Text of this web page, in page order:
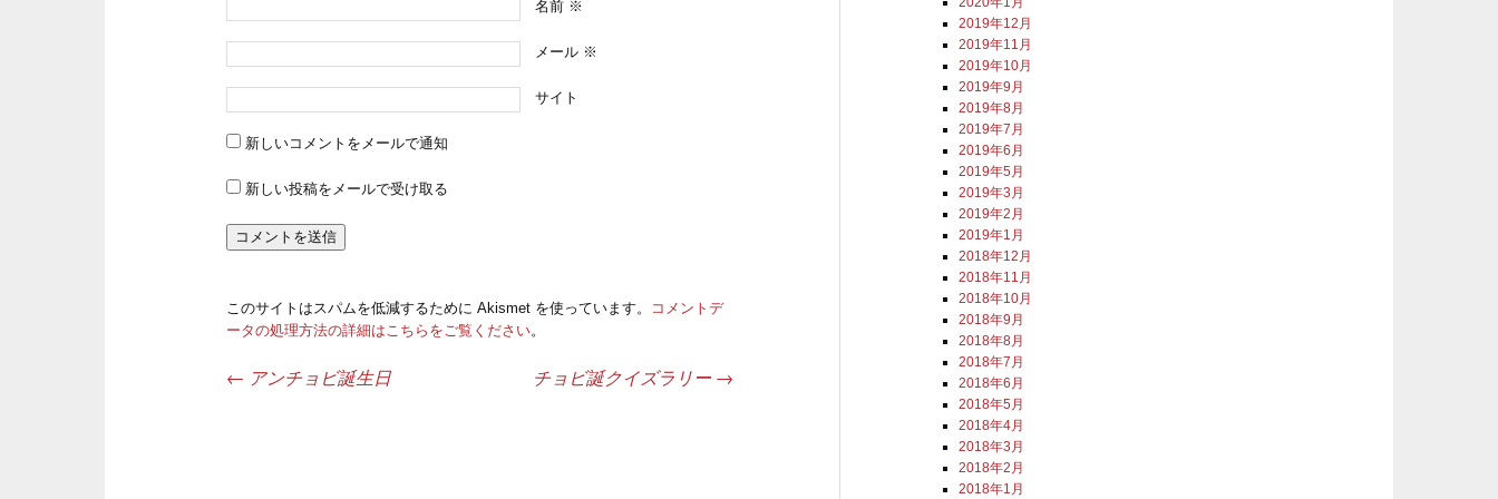
名前 ※
メール ※
サイト
新しいコメントをメールで通知
新しい投稿をメールで受け取る
このサイトはスパムを低減するために Akismet を使っています。
コメントデ
ータの処理方法の詳細はこちらをご覧ください。
投稿ナビゲーション
← アンチョビ誕生日 チョビ誕クイズラリー→
2019年12月
2019年11月
2019年10月
2019年9月
2019年8月
2019年7月
2019年6月
2019年5月
2019年3月
2019年2月
2019年1月
2018年12月
2018年11月
2018年10月
2018年9月
2018年8月
2018年7月
2018年6月
2018年5月
2018年4月
2018年3月
2018年2月
2018年1月